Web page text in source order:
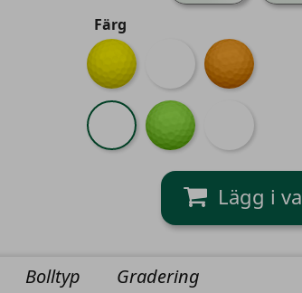
Färg
Gul Rosa Orange
Röd Grön
Mix
Bolltyp Gradering